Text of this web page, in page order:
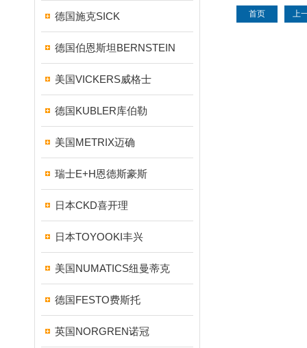
德国施克SICK
德国伯恩斯坦BERNSTEIN
美国VICKERS威格士
德国KUBLER库伯勒
美国METRIX迈确
瑞士E+H恩德斯豪斯
日本CKD喜开理
日本TOYOOKI丰兴
美国NUMATICS纽曼蒂克
德国FESTO费斯托
英国NORGREN诺冠
首页 上